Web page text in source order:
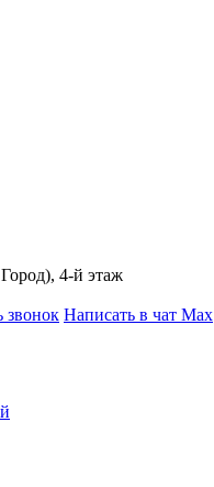
4-й этаж
звонок Написать в чат Max